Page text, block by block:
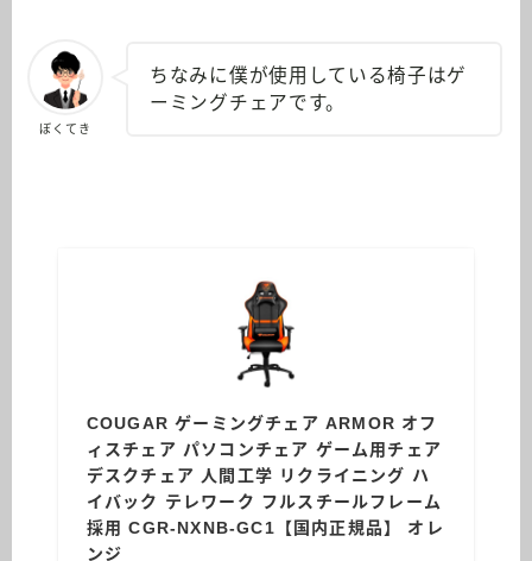
ぼくてき
ちなみに僕が使用している椅子はゲ
ーミングチェアです。
COUGAR ゲーミングチェア ARMOR オフ
ィスチェア パソコンチェア ゲーム用チェア
デスクチェア 人間工学 リクライニング ハ
イバック テレワーク フルスチールフレーム
採用 CGR-NXNB-GC1【国内正規品】 オレ
ンジ